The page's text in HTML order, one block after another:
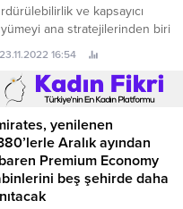
ve kapsayıcı
ana stratejilerinden biri
gören Garanti BBVA,
Avrupa Yeşil Mutabakatı
sürecinde desteklemek,
yatırımların önünü
amacıyla ‘İhracatta
Gelecek’ ismiyle
serisine başlıyor.
23.11.2022 16:54
yenilenen
Aralık ayından
Premium Economy
beş şehirde daha